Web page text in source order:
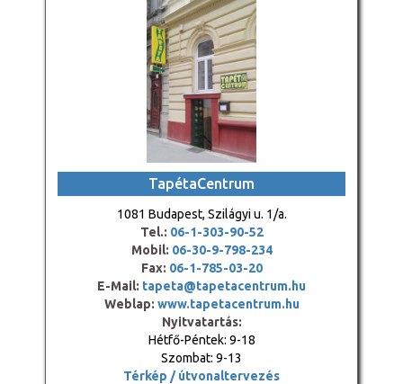
TapétaCentrum
1081 Budapest, Szilágyi u. 1/a.
Tel.: 06-1-303-90-52
Mobil: 06-30-9-798-234
Fax: 06-1-785-03-20
E-Mail: tapeta@tapetacentrum.hu
Weblap: www.tapetacentrum.hu
Nyitvatartás:
Hétfő-Péntek: 9-18
Szombat: 9-13
Térkép / útvonaltervezés